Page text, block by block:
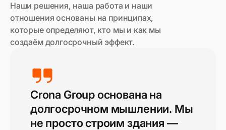
Наши решения, наша работа и наши
отношения основаны на принципах,
которые определяют, кто мы и как мы
создаём долгосрочный эффект.
Crona Group основана на
долгосрочном мышлении. Мы
не просто строим здания —